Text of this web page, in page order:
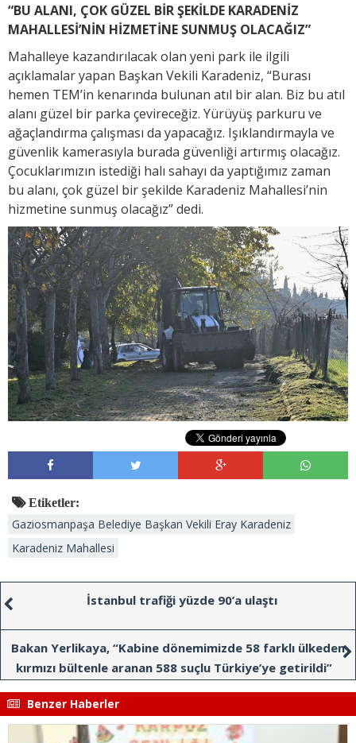
“BU ALANI, ÇOK GÜZEL BİR ŞEKİLDE KARADENİZ
MAHALLESİ’NİN HİZMETİNE SUNMUŞ OLACAĞIZ”
Mahalleye kazandırılacak olan yeni park ile ilgili
açıklamalar yapan Başkan Vekili Karadeniz, “Burası
hemen TEM’in kenarında bulunan atıl bir alan. Biz bu atıl
alanı güzel bir parka çevireceğiz. Yürüyüş parkuru ve
ağaçlandırma çalışması da yapacağız. Işıklandırmayla ve
güvenlik kamerasıyla burada güvenliği artırmış olacağız.
Çocuklarımızın istediği halı sahayı da yaptığımız zaman
bu alanı, çok güzel bir şekilde Karadeniz Mahallesi’nin
hizmetine sunmuş olacağız” dedi.
Etiketler:
Gaziosmanpaşa Belediye Başkan Vekili Eray Karadeniz
Karadeniz Mahallesi
İstanbul trafiği yüzde 90’a ulaştı
Bakan Yerlikaya, “Kabine dönemimizde 58 farklı ülkeden
kırmızı bültenle aranan 588 suçlu Türkiye’ye getirildi”
Benzer Haberler